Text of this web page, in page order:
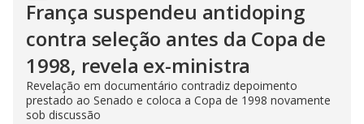
França suspendeu antidoping
contra seleção antes da Copa de
1998, revela ex-ministra
Revelação em documentário contradiz depoimento
prestado ao Senado e coloca a Copa de 1998 novamente
sob discussão